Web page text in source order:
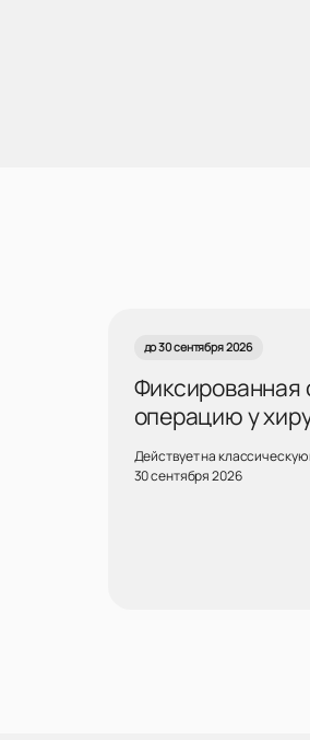
до 30 сентября 2026
Фиксированная
операцию у
Действует на
30 сентября 2026